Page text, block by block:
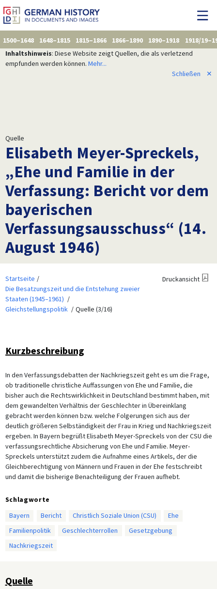
1500–1648 1648–1815 1815–1866 1866–1890 1890–1918
1918/
Inhaltshinweis: Diese Website zeigt Quellen, die als verletzend
empfunden werden können. Mehr...
Schließen
✕
Quelle
Elisabeth Meyer-Spreckels,
„Ehe und Familie in der
Verfassung: Bericht vor dem
bayerischen
Verfassungsausschuss“ (14.
August 1946)
Startseite
Die Besatzungszeit und die Entstehung zweier
Staaten (1945–1961)
Gleichstellungspolitik
Quelle (3/16)
Druckansicht
Kurzbeschreibung
In den Verfassungsdebatten der Nachkriegszeit geht es um die Frage,
ob traditionelle christliche Auffassungen von Ehe und Familie, die
bisher auch die Rechtswirklichkeit in Deutschland bestimmt haben, mit
dem gewandelten Verhältnis der Geschlechter in Übereinklang
gebracht werden können bzw. welche Folgerungen sich aus der
deutlich größeren Selbständigkeit der Frau in Krieg und Nachkriegszeit
ergeben. In Bayern begrüßt Elisabeth Meyer-Spreckels von der CSU die
verfassungsrechtliche Absicherung von Ehe und Familie. Meyer-
Spreckels unterstützt zudem die Aufnahme eines Artikels, der die
Gleichberechtigung von Männern und Frauen in der Ehe festschreibt
und damit die bisherige Benachteiligung der Frauen aufhebt.
Schlagworte
Bayern
Bericht Christlich Soziale Union (CSU)
Ehe
Familienpolitik
Geschlechterrollen
Gesetzgebung
Nachkriegszeit
Quelle